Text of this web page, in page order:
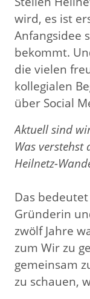
wird, es ist
Anfangsidee
bekommt.
die vielen
kollegialen
über Social
Aktuell sind
Was
Heilnetz-
Das
Gründerin
zwölf Jahre
zum Wir zu
gemeinsam
zu schauen,